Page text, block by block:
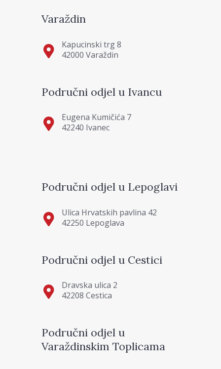
Varaždin
Kapucinski trg 8
42000 Varaždin
Područni odjel u Ivancu
Eugena Kumičića 7
42240 Ivanec
Područni odjel u Lepoglavi
Ulica Hrvatskih pavlina 42
42250 Lepoglava
Područni odjel u Cestici
Dravska ulica 2
42208 Cestica
Područni odjel u
Varaždinskim Toplicama